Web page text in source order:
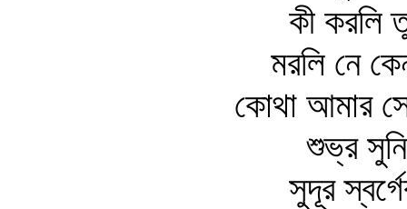
কী
মরলি নে
কোথা আমার
শুভ্র
সুদূর